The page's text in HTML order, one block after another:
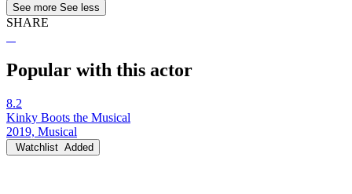
See more See less
SHARE
Popular with this actor
8.2
Kinky Boots the Musical
2019, Musical
Watchlist Added